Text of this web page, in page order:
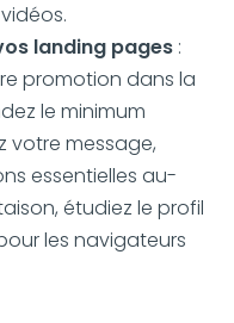
landing pages :
promotion dans la
le minimum
votre message,
essentielles au-
étudiez le profil
les navigateurs